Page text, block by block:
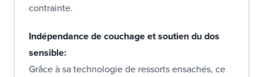
contrainte.
Indépendance de couchage et soutien du dos
sensible:
Grâce à sa technologie de ressorts ensachés, ce